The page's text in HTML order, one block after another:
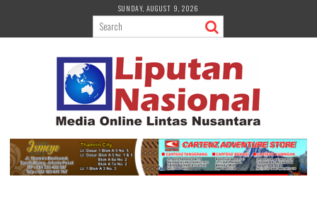
i
SUNDAY, AUGUST 9, 2026